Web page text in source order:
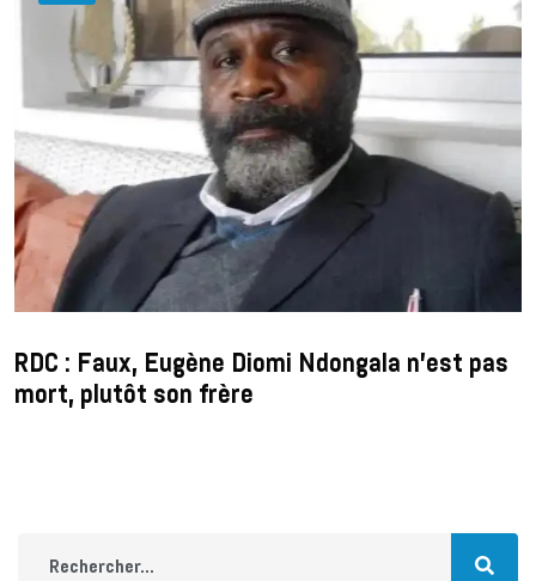
RDC : Faux, Eugène Diomi Ndongala n’est pas
mort, plutôt son frère